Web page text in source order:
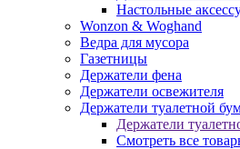
Настольные
Wonzon & Woghand
Ведра для мусора
Газетницы
Держатели фена
Держатели освежителя
Держатели туалетной
Держатели
Смотреть все